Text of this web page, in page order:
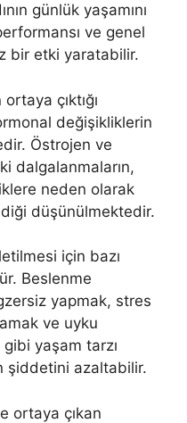
günlük yaşamını
ve genel
bir etki yaratabilir.
çıktığı
değişikliklerin
Östrojen ve
dalgalanmaların,
neden olarak
düşünülmektedir.
için bazı
Beslenme
yapmak, stres
ve uyku
yaşam tarzı
şiddetini azaltabilir.
ortaya çıkan